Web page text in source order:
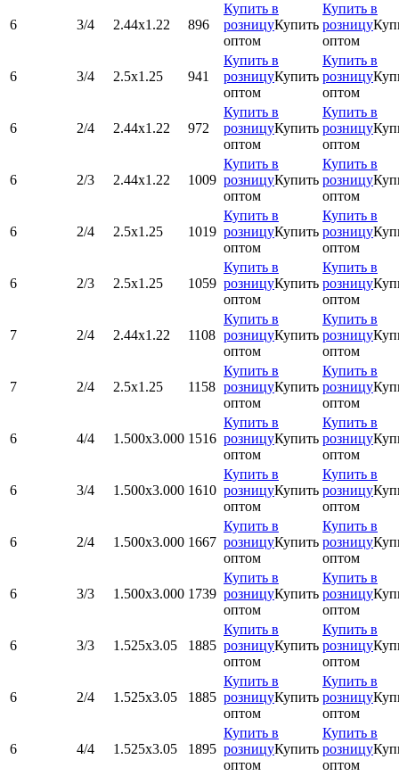
6 3/4 2.44х1.22 896
Купить в
розницуКупить
оптом
Купить в
розницу
оптом
6 3/4 2.5х1.25 941
Купить в
розницуКупить
оптом
Купить в
розницу
оптом
6 2/4 2.44х1.22 972
Купить в
розницуКупить
оптом
Купить в
розницу
оптом
6 2/3 2.44х1.22 1009
Купить в
розницуКупить
оптом
Купить в
розницу
оптом
6 2/4 2.5х1.25 1019
Купить в
розницуКупить
оптом
Купить в
розницу
оптом
6 2/3 2.5х1.25 1059
Купить в
розницуКупить
оптом
Купить в
розницу
оптом
7 2/4 2.44х1.22 1108
Купить в
розницуКупить
оптом
Купить в
розницу
оптом
7 2/4 2.5х1.25 1158
Купить в
розницуКупить
оптом
Купить в
розницу
оптом
6 4/4 1.500x3.000 1516
Купить в
розницуКупить
оптом
Купить в
розницу
оптом
6 3/4 1.500x3.000 1610
Купить в
розницуКупить
оптом
Купить в
розницу
оптом
6 2/4 1.500x3.000 1667
Купить в
розницуКупить
оптом
Купить в
розницу
оптом
6 3/3 1.500x3.000 1739
Купить в
розницуКупить
оптом
Купить в
розницу
оптом
6 3/3 1.525х3.05 1885
Купить в
розницуКупить
оптом
Купить в
розницу
оптом
6 2/4 1.525х3.05 1885
Купить в
розницуКупить
оптом
Купить в
розницу
оптом
6 4/4 1.525х3.05 1895
Купить в
розницуКупить
оптом
Купить в
розницу
оптом